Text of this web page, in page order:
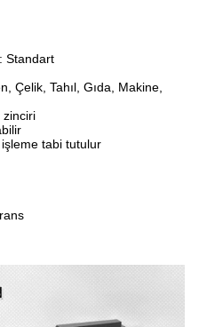
Standart
Çelik, Tahıl, Gıda, Makine,
zinciri
işleme tabi tutulur